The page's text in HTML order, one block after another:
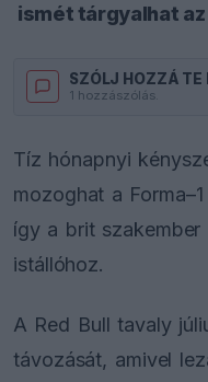
ismét tárgyalhat
SZÓLJ HOZZÁ TE
1 hozzászólás.
Tíz hónapnyi
mozoghat a
így a brit szakember
istállóhoz.
A Red Bull tavaly
távozását, amivel